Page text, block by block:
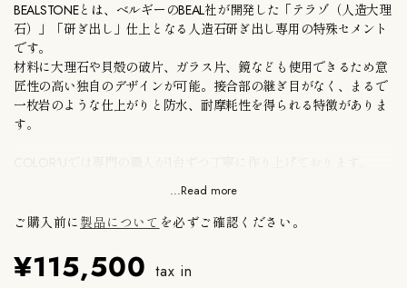
BEALSTONEとは、ベルギーのBEAL社が開発した「テラゾ（人造大理
石）」「研ぎ出し」仕上となる人造石研ぎ出し専用の特殊セメント
です。
材料に大理石や貝殻の破片、ガラス片、鏡なども使用できるため意
匠性の高い独自のデザインが可能。接合部の継ぎ目がなく、まるで
一枚岩のような仕上がりと防水、耐摩耗性を得られる特徴がありま
す。
職人が製作していることにより、他社では実現できないクォリティ
るため、長く愛用いただけます。
ブレが発生する可能性があります。詳細はお問い合わせください。
...Read more
ご購入前に 製品について を必ずご確認ください。
¥115,500 tax in